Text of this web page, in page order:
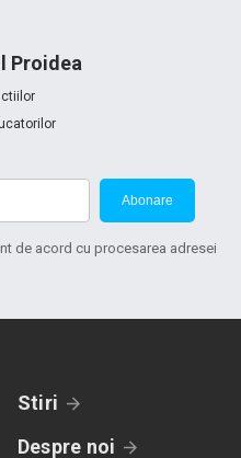
Proidea
Abonare
de acord cu procesarea adresei
Stiri
Despre noi